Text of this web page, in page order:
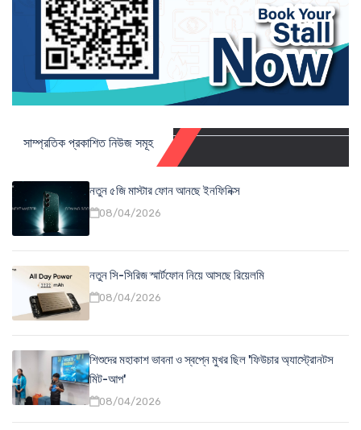
সাম্প্রতিক প্রকাশিত নিউজ সমূহ
নতুন ৫জি মাস্টার ফোন আনছে ইনফিনিক্স
08/04/2026
নতুন সি-সিরিজ স্মার্টফোন নিয়ে আসছে রিয়েলমি
08/04/2026
শিশুদের মহাকাশ ভাবনা ও স্বপ্নে মুখর ছিল 'ফিউচার অ্যাস্ট্রোনটস
মিট-আপ'
08/04/2026